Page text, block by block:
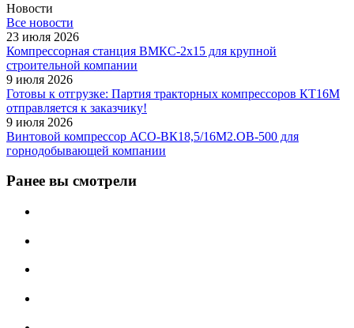
Новости
Все новости
23 июля 2026
Компрессорная станция ВМКС-2х15 для крупной
строительной компании
9 июля 2026
Готовы к отгрузке: Партия тракторных компрессоров КТ16М
отправляется к заказчику!
9 июля 2026
Винтовой компрессор АСО-ВК18,5/16М2.ОВ-500 для
горнодобывающей компании
Ранее вы смотрели